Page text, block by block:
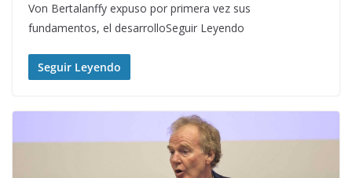
Von Bertalanffy expuso por primera vez sus
fundamentos, el desarrolloSeguir Leyendo
Seguir Leyendo